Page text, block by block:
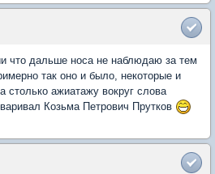
что дальше носа не наблюдаю за тем
так оно и было, некоторые и
столько ажиатажу вокруг слова
Козьма Петрович Прутков